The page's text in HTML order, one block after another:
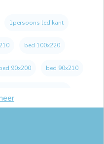
1persoons ledikant
bed 100x220
90x200 bed 90x210